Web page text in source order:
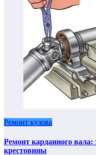
Ремонт кузова
Ремонт карданного
крестовины